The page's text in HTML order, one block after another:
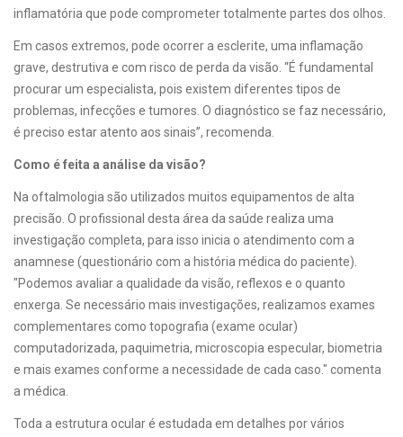
inflamatória que pode comprometer totalmente partes dos olhos.
Em casos extremos, pode ocorrer a esclerite, uma inflamação
grave, destrutiva e com risco de perda da visão. “É fundamental
procurar um especialista, pois existem diferentes tipos de
problemas, infecções e tumores. O diagnóstico se faz necessário,
é preciso estar atento aos sinais”, recomenda.
Como é feita a análise da visão?
Na oftalmologia são utilizados muitos equipamentos de alta
precisão. O profissional desta área da saúde realiza uma
investigação completa, para isso inicia o atendimento com a
anamnese (questionário com a história médica do paciente).
"Podemos avaliar a qualidade da visão, reflexos e o quanto
enxerga. Se necessário mais investigações, realizamos exames
complementares como topografia (exame ocular)
computadorizada, paquimetria, microscopia especular, biometria
e mais exames conforme a necessidade de cada caso." comenta
a médica.
Toda a estrutura ocular é estudada em detalhes por vários